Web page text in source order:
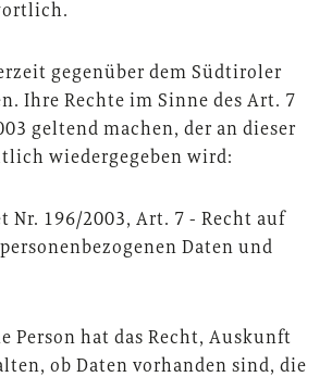
gegenüber dem Südtiroler
Ihre Rechte im Sinne des Art. 7
geltend machen, der an dieser
wiedergegeben wird:
Nr. 196/2003, Art. 7 - Recht auf
Daten und
Person hat das Recht, Auskunft
ob Daten vorhanden sind, die